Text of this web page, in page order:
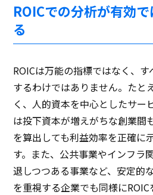
ROICでの分析が有効
る
ROICは万能の指標ではなく、
するわけではありません。たと
く、人的資本を中心としたサー
は投下資本が増えがちな創業間
を算出しても利益効率を正確に
す。また、公共事業やインフラ
退しつつある事業など、安定的
を重視する企業でも同様に